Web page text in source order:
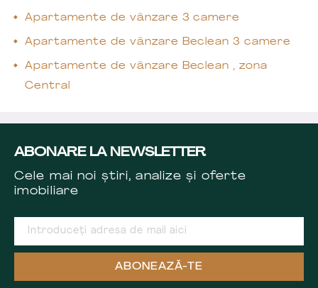
Apartamente de vânzare 3 camere
Apartamente de vânzare Beclean 3 camere
Apartamente de vânzare Beclean , zona
Central
ABONARE LA NEWSLETTER
Cele mai noi știri, analize și oferte
imobiliare
ABONEAZĂ-TE